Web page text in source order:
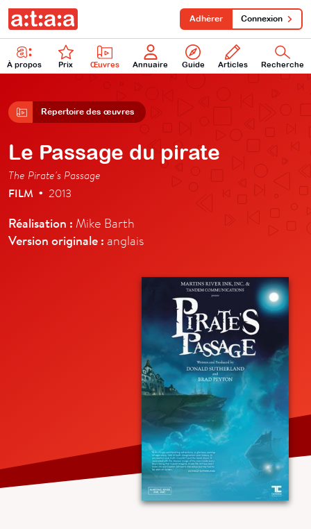
À propos Prix Œuvres Annuaire Guide Articles Recherche
Adhérer Connexion
Répertoire des œuvres
Le Passage du pirate
The Pirate's Passage
FILM • 2013
Réalisation : Mike Barth
Version originale : anglais